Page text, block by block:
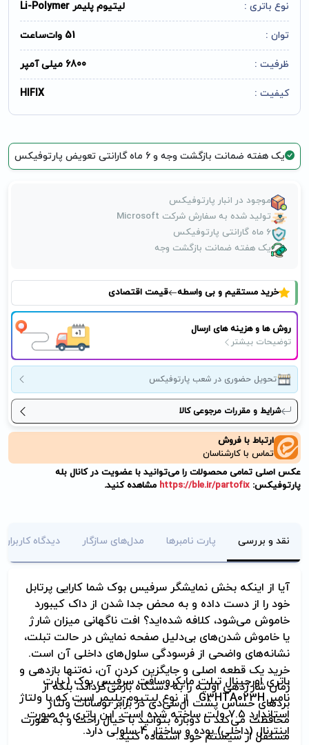
نوع باتری : لیتیوم پلیمر Li-Polymer
توان : 51 وات‌ساعت
ظرفیت : 6800 میلی آمپر
کیفیت : HIFIX
یک هفته ضمانت بازگشت وجه و 6 ماه گارانتی تعویض پارتوفیکس
موجود در انبار پارتوفیکس
تولید شده به سفارش شرکت Microsoft
6 ماه گارانتی پارتوفیکس
یک هفته ضمانت بازگشت وجه
خرید مستقیم و بی واسطه قیمت اقتصادی
روش ها و هزینه های ارسال
توضیحات بیشتر
تحویل حضوری در شعب پارتوفیکس
شرایط و مقررات مرجوعی کالا
ارتباط با فروش
تماس با کارشناسان
عکس اصلی تمامی محصولات را می‌توانید با عضویت در کانال بله
پارتوفیکس: https://ble.ir/partofix مشاهده کنید.
نقد و بررسی پارت نامبرها مدل‌های سازگار دیدگاه کاربران
آیا از اینکه بخش نمایشگر سرفیس بوک شما کارایی پرتابل
خود را از دست داده و به محض جدا شدن از داک کیبورد
خاموش می‌شود، کلافه شده‌اید؟ افت ناگهانی میزان شارژ
یا خاموش شدن‌های بی‌دلیل صفحه نمایش در حالت تبلت،
نشانه‌های واضحی از فرسودگی سلول‌های داخلی آن است.
خرید یک قطعه اصلی و جایگزین کردن آن، نه‌تنها بازدهی و
زمان شارژدهی اولیه را به دستگاه بازمی‌گرداند، بلکه از
بردهای حساس پشت ال‌سی‌دی در برابر نوسانات ولتاژ
محافظت می‌کند تا دوباره بتوانید با خیال راحت و به صورت
مستقل از سیستم خود استفاده کنید.
باتری اورجینال تبلت مایکروسافت سرفیس بوک ۱ پارت
نامبر G3HTA023H از نوع لیتیوم-پلیمر است که با ولتاژ
استاندارد ۷.۵ ولت ساخته شده است. این باتری به صورت
اینترنال (داخلی) بوده و ساختار 4 سلولی دارد.